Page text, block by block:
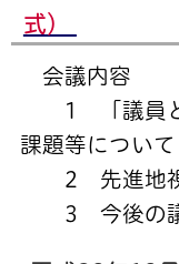
式）
会議内容
1 「議員
課題等について
2 先進地
3 今後の議